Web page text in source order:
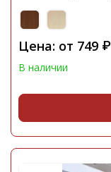
Цена: от 749 ₽
В наличии